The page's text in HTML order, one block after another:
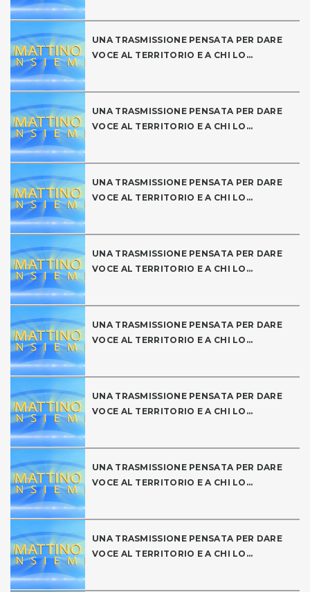
UNA TRASMISSIONE PENSATA PER DARE
VOCE AL TERRITORIO E A CHI LO...
UNA TRASMISSIONE PENSATA PER DARE
VOCE AL TERRITORIO E A CHI LO...
UNA TRASMISSIONE PENSATA PER DARE
VOCE AL TERRITORIO E A CHI LO...
UNA TRASMISSIONE PENSATA PER DARE
VOCE AL TERRITORIO E A CHI LO...
UNA TRASMISSIONE PENSATA PER DARE
VOCE AL TERRITORIO E A CHI LO...
UNA TRASMISSIONE PENSATA PER DARE
VOCE AL TERRITORIO E A CHI LO...
UNA TRASMISSIONE PENSATA PER DARE
VOCE AL TERRITORIO E A CHI LO...
UNA TRASMISSIONE PENSATA PER DARE
VOCE AL TERRITORIO E A CHI LO...